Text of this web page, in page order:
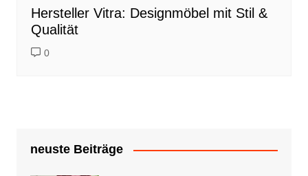
Hersteller Vitra: Designmöbel mit Stil &
Qualität
0
neuste Beiträge